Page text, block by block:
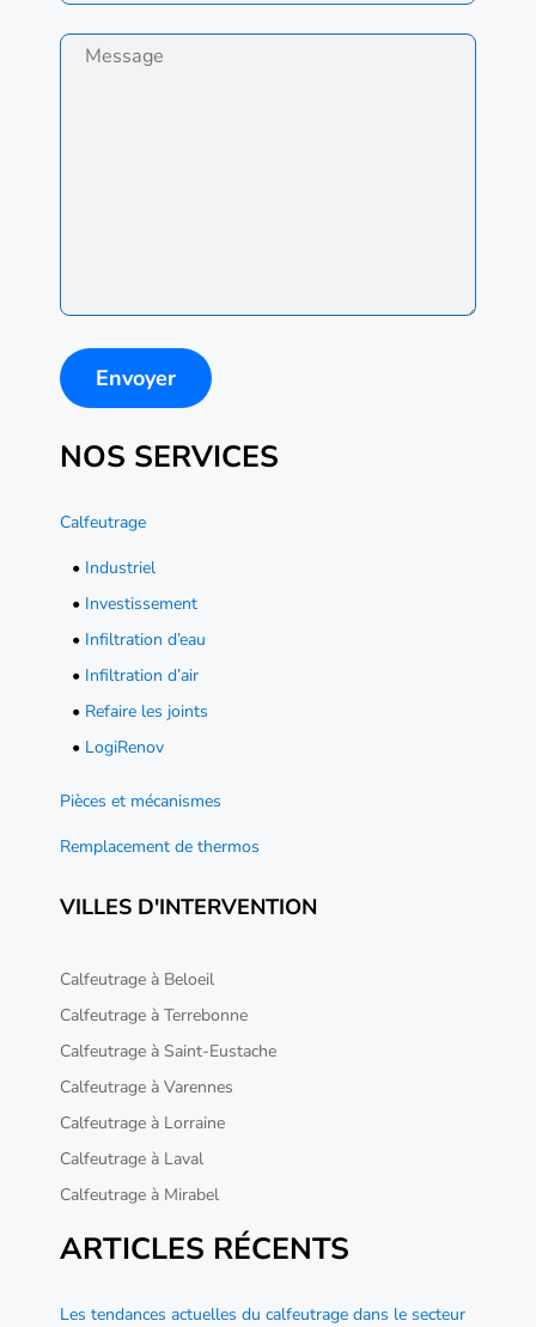
NOS SERVICES
Calfeutrage
• Industriel
• Investissement
• Infiltration d’eau
• Infiltration d’air
• Refaire les joints
• LogiRenov
Pièces et mécanismes
Remplacement de thermos
VILLES D'INTERVENTION
Calfeutrage à Beloeil
Calfeutrage à Terrebonne
Calfeutrage à Saint-Eustache
Calfeutrage à Varennes
Calfeutrage à Lorraine
Calfeutrage à Laval
Calfeutrage à Mirabel
ARTICLES RÉCENTS
Les tendances actuelles du calfeutrage dans le secteur